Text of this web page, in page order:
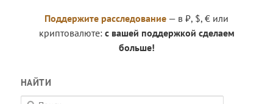
Поддержите расследование — в ₽, $, € или
криптовалюте: с вашей поддержкой сделаем
больше!
НАЙТИ